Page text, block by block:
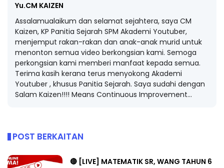
Yu.CM KAIZEN
Assalamualaikum dan selamat sejahtera, saya CM
Kaizen, KP Panitia Sejarah SPM Akademi Youtuber,
menjemput rakan-rakan dan anak-anak murid untuk
menonton semua video berkongsian kami. Semoga
perkongsian kami memberi manfaat kepada semua.
Terima kasih kerana terus menyokong Akademi
Youtuber , khusus Panitia Sejarah. Saya sudahi dengan
Salam Kaizen!!!! Means Continuous Improvement...
POST BERKAITAN
🔴 [LIVE] MATEMATIK SR, WANG TAHUN 6